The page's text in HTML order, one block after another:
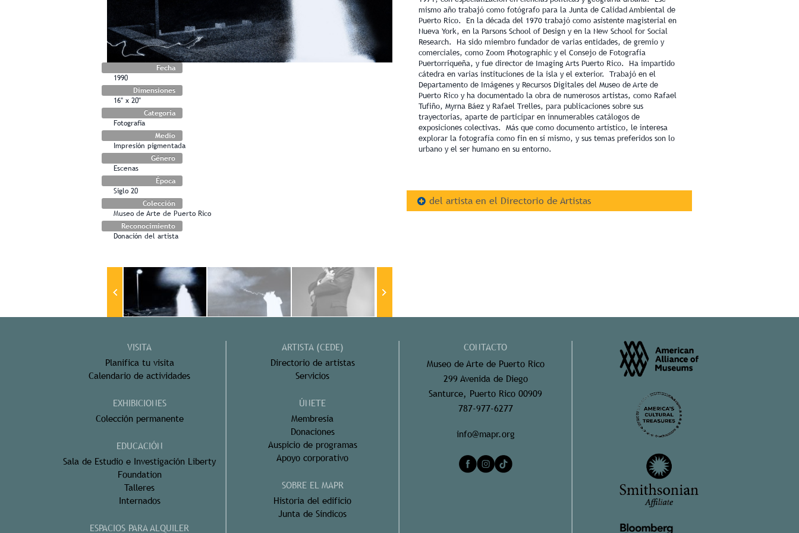
Fecha
1990
Dimensiones
16" x 20"
Categoría
Fotografía
Medio
Impresión pigmentada
Género
Escenas
Época
Siglo 20
Colección
Museo de Arte de Puerto Rico
Reconocimiento
Donación del artista
mismo año trabajó como fotógrafo para la Junta de Calidad Ambiental de
Puerto Rico. En la década del 1970 trabajó como asistente magisterial en
Nueva York, en la Parsons School of Design y en la New School for Social
Research. Ha sido miembro fundador de varias entidades, de gremio y
comerciales, como Zoom Photographic y el Consejo de Fotografía
Puertorriqueña, y fue director de Imaging Arts Puerto Rico. Ha impartido
cátedra en varias instituciones de la isla y el exterior. Trabajó en el
Departamento de Imágenes y Recursos Digitales del Museo de Arte de
Puerto Rico y ha documentado la obra de numerosos artistas, como Rafael
Tufiño, Myrna Báez y Rafael Trelles, para publicaciones sobre sus
trayectorias, aparte de participar en innumerables catálogos de
exposiciones colectivas. Más que como documento artístico, le interesa
explorar la fotografía como fin en sí mismo, y sus temas preferidos son lo
urbano y el ser humano en su entorno.
del artista en el Directorio de Artistas
VISITA
Planifica tu visita
Calendario de actividades
EXHIBICIONES
Colección permanente
EDUCACIÓN
Sala de Estudio e Investigación Liberty
Foundation
Talleres
Internados
ESPACIOS PARA ALQUILER
ARTISTA (CEDE)
Directorio de artistas
Servicios
ÚNETE
Membresía
Donaciones
Auspicio de programas
Apoyo corporativo
SOBRE EL MAPR
Historia del edificio
Junta de Síndicos
CONTACTO
Museo de Arte de Puerto Rico
299 Avenida de Diego
Santurce, Puerto Rico 00909
787-977-6277
info@mapr.org